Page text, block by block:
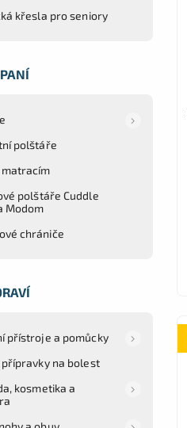
křesla pro seniory
polštáře
matracím
polštáře Cuddle
Modom
chrániče
přístroje a pomůcky
přípravky na bolest
kosmetika a